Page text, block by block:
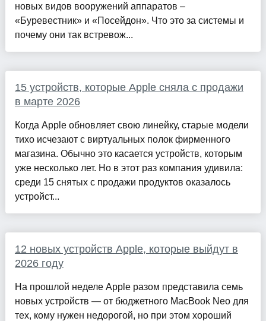
новых видов вооружений аппаратов –
«Буревестник» и «Посейдон». Что это за системы и
почему они так встревож...
15 устройств, которые Apple сняла с продажи
в марте 2026
Когда Apple обновляет свою линейку, старые модели
тихо исчезают с виртуальных полок фирменного
магазина. Обычно это касается устройств, которым
уже несколько лет. Но в этот раз компания удивила:
среди 15 снятых с продажи продуктов оказалось
устройст...
12 новых устройств Apple, которые выйдут в
2026 году
На прошлой неделе Apple разом представила семь
новых устройств — от бюджетного MacBook Neo для
тех, кому нужен недорогой, но при этом хороший